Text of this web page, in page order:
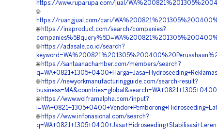
https://www.ruparupa.com/jual/
🌐
https://ruangjual.com/cari/
🌐 https://inaproduct.com/search/companies?
🌐 https://adasale.co.id/search?
🌐 https://santaanachamber.com/members/search?
🌐 https://newyorkmanufacturingguide.com/search-result?
🌐 https://www.wolframalpha.com/input?
🌐 https://www.infonasional.com/search?